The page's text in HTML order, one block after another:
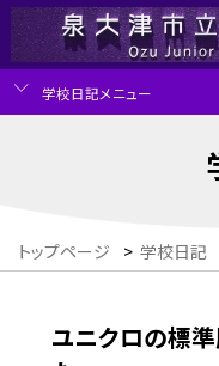
学校日記メニュー
トップページ > 学校日記
ユニクロの標